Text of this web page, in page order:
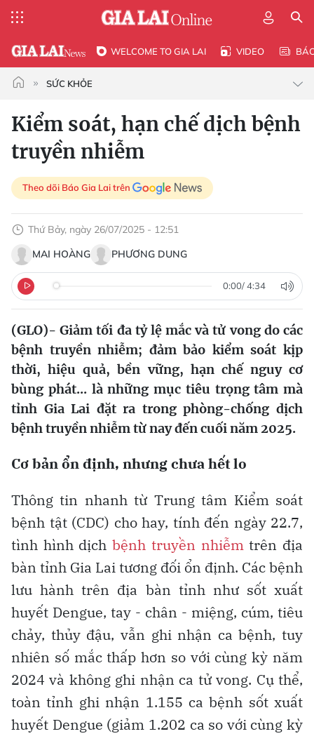
WELCOME TO GIA LAI VIDEO
SỨC KHỎE
Kiểm soát, hạn chế dịch bệnh
truyền nhiễm
Theo dõi Báo Gia Lai trên
Thứ Bảy, ngày 26/07/2025 - 12:51
MAI HOÀNG
PHƯƠNG DUNG
0:00/4:34
(GLO)- Giảm tối đa tỷ lệ mắc và tử vong do các
bệnh truyền nhiễm; đảm bảo kiểm soát kịp
thời, hiệu quả, bền vững, hạn chế nguy cơ
bùng phát... là những mục tiêu trọng tâm mà
tỉnh Gia Lai đặt ra trong phòng-chống dịch
bệnh truyền nhiễm từ nay đến cuối năm 2025.
Cơ bản ổn định, nhưng chưa hết lo
Thông tin nhanh từ Trung tâm Kiểm soát
bệnh tật (CDC) cho hay, tính đến ngày 22.7,
tình hình dịchbệnh truyền nhiễmtrên địa
bàn tỉnh Gia Lai tương đối ổn định. Các bệnh
lưu hành trên địa bàn tỉnh như sốt xuất
huyết Dengue, tay - chân - miệng, cúm, tiêu
chảy, thủy đậu, vẫn ghi nhận ca bệnh, tuy
nhiên số mắc thấp hơn so với cùng kỳ năm
2024 và không ghi nhận ca tử vong. Cụ thể,
toàn tỉnh ghi nhận 1.155 ca bệnh sốt xuất
huyết Dengue (giảm 1.202 ca so với cùng kỳ